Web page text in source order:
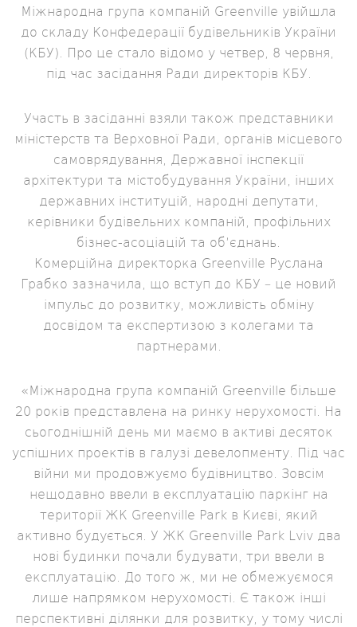
Міжнародна група компаній Greenville увійшла
до складу Конфедерації будівельників України
(КБУ). Про це стало відомо у четвер, 8 червня,
під час засідання Ради директорів КБУ.
Участь в засіданні взяли також представники
міністерств та Верховної Ради, органів місцевого
самоврядування, Державної інспекції
архітектури та містобудування України, інших
державних інституцій, народні депутати,
керівники будівельних компаній, профільних
бізнес-асоціацій та об’єднань.
Комерційна директорка Greenville Руслана
Грабко зазначила, що вступ до КБУ – це новий
імпульс до розвитку, можливість обміну
досвідом та експертизою з колегами та
партнерами.
«Міжнародна група компаній Greenville більше
20 років представлена на ринку нерухомості. На
сьогоднішній день ми маємо в активі десяток
успішних проектів в галузі девелопменту. Під час
війни ми продовжуємо будівництво. Зовсім
нещодавно ввели в експлуатацію паркінг на
території ЖК Greenville Park в Києві, який
активно будується. У ЖК Greenville Park Lviv два
нові будинки почали будувати, три ввели в
експлуатацію. До того ж, ми не обмежуємося
лише напрямком нерухомості. Є також інші
перспективні ділянки для розвитку, у тому числі